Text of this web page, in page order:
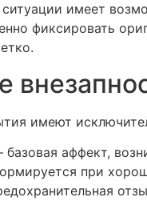
имеет
фиксировать
имеют
базовая аффект,
при